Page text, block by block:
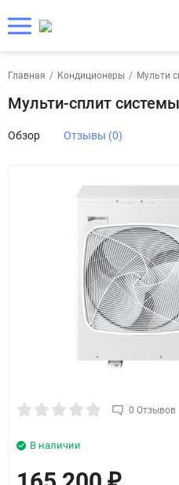
Главная / Кондиционеры / Мульти
Мульти-сплит
Обзор Отзывы (0)
0 Отзывов
В наличии